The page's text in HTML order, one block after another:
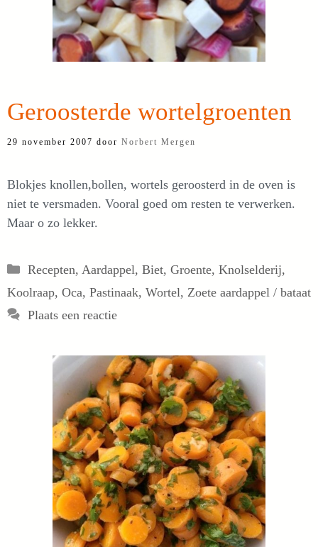
Geroosterde wortelgroenten
29 november 2007 door Norbert Mergen
Blokjes knollen,bollen, wortels geroosterd in de oven is
niet te versmaden. Vooral goed om resten te verwerken.
Maar o zo lekker.
Categorieën
Recepten, Aardappel, Biet, Groente, Knolselderij,
Koolraap, Oca, Pastinaak, Wortel, Zoete aardappel / bataat
Plaats een reactie